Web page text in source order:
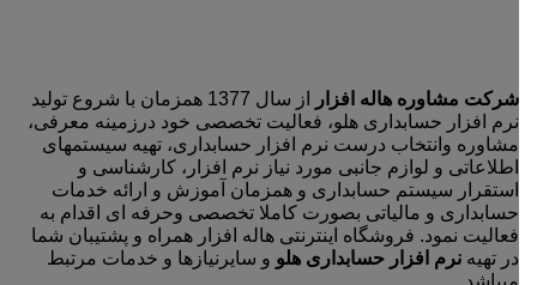
شرکت مشاوره هاله افزار
از سال 1377 همزمان با شروع تولید
نرم افزار حسابداری هلو، فعالیت تخصصی خود درزمینه معرفی،
مشاوره وانتخاب درست نرم افزار حسابداری، تهیه سیستمهای
اطلاعاتی و لوازم جانبی مورد نیاز نرم افزار، کارشناسی و
استقرار سیستم حسابداری و همزمان آموزش و ارائه خدمات
حسابداری و مالیاتی بصورت کاملا تخصصی وحرفه ای اقدام به
فعالیت نمود. فروشگاه اینترنتی هاله افزار همراه و پشتیبان شما
در تهیه نرم افزار حسابداری هلو و سایرنیازها و خدمات مرتبط
میباشد.